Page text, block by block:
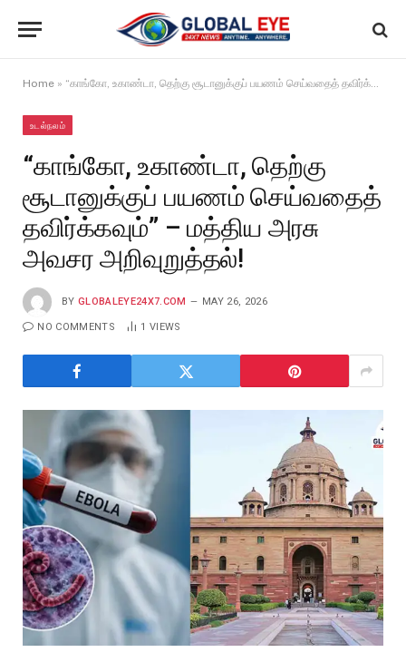
Home » “காங்கோ, உகாண்டா, தெற்கு சூடானுக்குப் பயணம் செய்வதைத் தவிர்க்கவும்” – மத்திய அரசு அவசர அறிவுறுத்தல்!
உடல்நலம்
“காங்கோ, உகாண்டா, தெற்கு
சூடானுக்குப் பயணம் செய்வதைத்
தவிர்க்கவும்” – மத்திய அரசு
அவசர அறிவுறுத்தல்!
BY GLOBALEYE24X7.COM MAY 26, 2026
NO COMMENTS 1 VIEWS